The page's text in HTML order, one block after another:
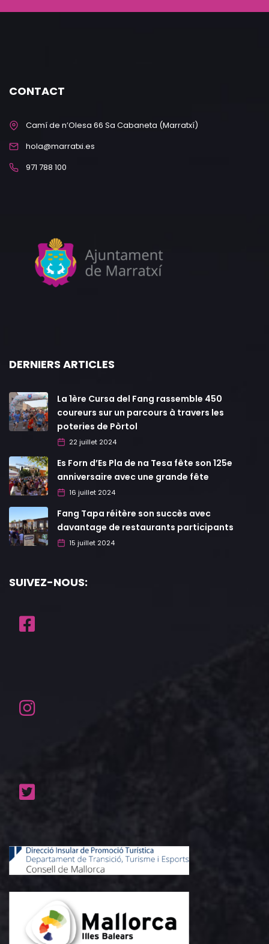
CONTACT
Camí de n’Olesa 66 Sa Cabaneta (Marratxí)
hola@marratxi.es
971 788 100
DERNIERS ARTICLES
La 1ère Cursa del Fang rassemble 450
coureurs sur un parcours à travers les
poteries de Pòrtol
22 juillet 2024
Es Forn d’Es Pla de na Tesa fête son 125e
anniversaire avec une grande fête
16 juillet 2024
Fang Tapa réitère son succès avec
davantage de restaurants participants
15 juillet 2024
SUIVEZ-NOUS: